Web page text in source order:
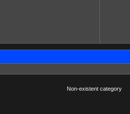
Non-existent category